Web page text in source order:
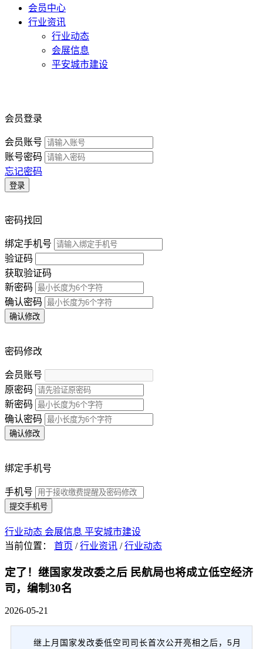
会员中心
行业资讯
行业动态
会展信息
平安城市建设
会员登录
会员账号
账号密码
忘记密码
登录
密码找回
绑定手机号
验证码
获取验证码
新密码
确认密码
确认修改
密码修改
会员账号
原密码
新密码
确认密码
确认修改
绑定手机号
手机号
提交手机号
行业动态 会展信息 平安城市建设
当前位置： 首页 / 行业资讯 /行业动态
定了！继国家发改委之后 民航局也将成立低空经济
司，编制30名
2026-05-21
继上月国家发改委低空司司长首次公开亮相之后，5月